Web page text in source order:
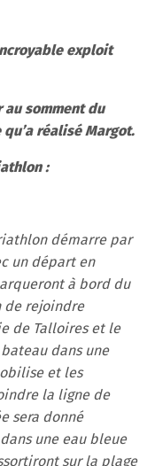
exploit
au somment du
réalisé Margot.
:
démarre par
un départ en
à bord du
de rejoindre
de Talloires et le
dans une
et les
la ligne de
sera donné
une eau bleue
sur la plage